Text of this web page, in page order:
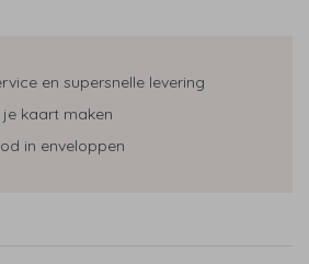
en supersnelle levering
je kaart maken
in enveloppen